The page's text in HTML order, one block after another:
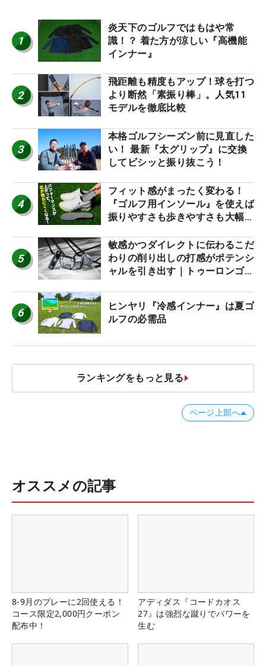
1
炎天下のゴルフではもはや常
識！？ 着た方が涼しい『高機能
インナー』
2
飛距離も精度もアップ！球を打つ
より断然「素振り棒」。人気11
モデルを徹底比較
3
本格ゴルフシーズン前に見直した
い！ 最新『太グリップ』に交換
してビシッと振り抜こう！
4
フィット感がまったく変わる！
『ゴルフ用インソール』を使えば
振りやすさも歩きやすさも大幅に
5
敏感かつダイレクトに伝わるこだ
わりの削り出しの打感がポテンシ
ャルを引き出す｜トゥーロンゴル
6
ヒンヤリ『冷感インナー』は夏ゴ
ルフの必需品
ランキングをもっと見る
ページ上部へ
オススメの記事
8-9月のプレーに2回使える！
コース限定2,000円クーポン
配布中！
アディダス『コードカオス
27』は強烈な蹴りでパワーを
生む